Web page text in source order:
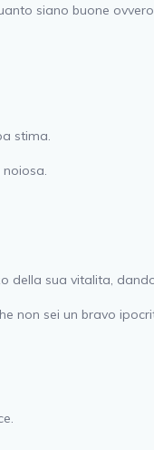
siano buone
stima.
della sua vitalita,
non sei un bravo